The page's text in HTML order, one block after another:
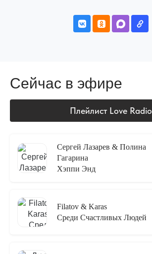
Сейчас в эфире
Плейлист Love Radio
Сергей Лазарев & Полина
Гагарина
Хэппи Энд
Filatov & Karas
Среди Счастливых Людей